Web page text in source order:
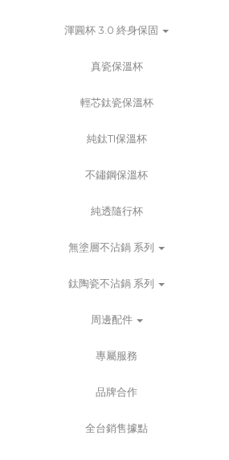
渾圓杯 3.0 終身保固
真瓷保溫杯
輕芯鈦瓷保溫杯
純鈦TI保溫杯
不鏽鋼保溫杯
純透隨行杯
無塗層不沾鍋 系列
鈦陶瓷不沾鍋 系列
周邊配件
專屬服務
品牌合作
全台銷售據點